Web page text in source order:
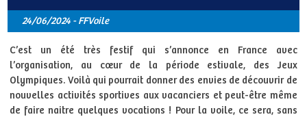
24/06/2024 - FFVoile
C’est un été très festif qui s’annonce en France avec
l’organisation, au cœur de la période estivale, des Jeux
Olympiques. Voilà qui pourrait donner des envies de découvrir de
nouvelles activités sportives aux vacanciers et peut-être même
de faire naitre quelques vocations ! Pour la voile, ce sera, sans